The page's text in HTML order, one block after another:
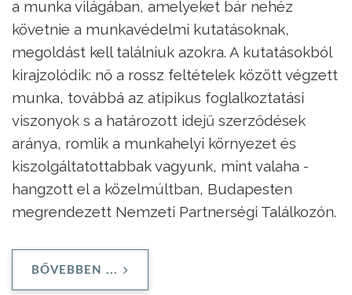
a munka világában, amelyeket bár nehéz
követnie a munkavédelmi kutatásoknak,
megoldást kell találniuk azokra. A kutatásokból
kirajzolódik: nő a rossz feltételek között végzett
munka, továbbá az atipikus foglalkoztatási
viszonyok s a határozott idejű szerződések
aránya, romlik a munkahelyi környezet és
kiszolgáltatottabbak vagyunk, mint valaha -
hangzott el a közelmúltban, Budapesten
megrendezett Nemzeti Partnerségi Találkozón.
BŐVEBBEN ...